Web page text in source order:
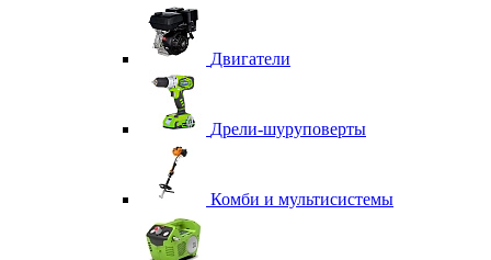
Двигатели
Дрели-шуруповерты
Комби и мультисистемы